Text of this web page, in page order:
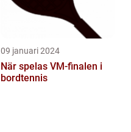
09 januari 2024
När spelas VM-finalen i
bordtennis